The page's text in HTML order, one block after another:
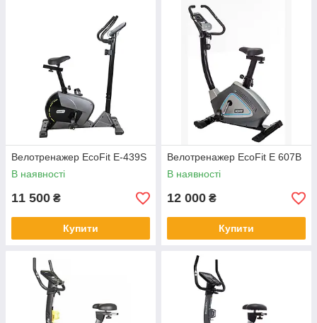
Велотренажер EcoFit E-439S
В наявності
11 500 ₴
Купити
Велотренажер EcoFit E 607B
В наявності
12 000 ₴
Купити